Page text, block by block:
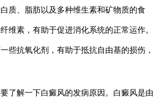
质、脂肪以及多种维生素和矿物质的食
维素，有助于促进消化系统的正常运作。
些抗氧化剂，有助于抵抗自由基的损伤，
解一下白癜风的发病原因。白癜风是由